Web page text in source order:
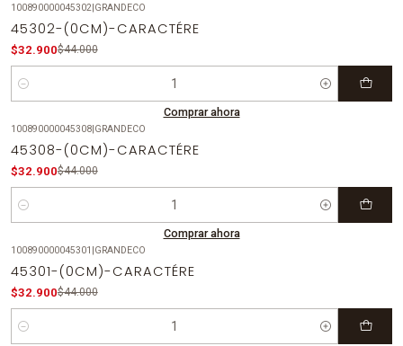
OFF
100890000045302| GRANDECO
45302-(0CM)-CARACTÉRE
$32.900$44.000
Cantidad
Comprar ahora
OFF
100890000045308| GRANDECO
45308-(0CM)-CARACTÉRE
$32.900$44.000
Cantidad
Comprar ahora
OFF
100890000045301 GRANDECO
45301-(0CM)-CARACTÉRE
$32.900$44.000
Cantidad